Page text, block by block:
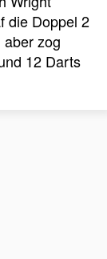
die Doppel 2
zog
12 Darts